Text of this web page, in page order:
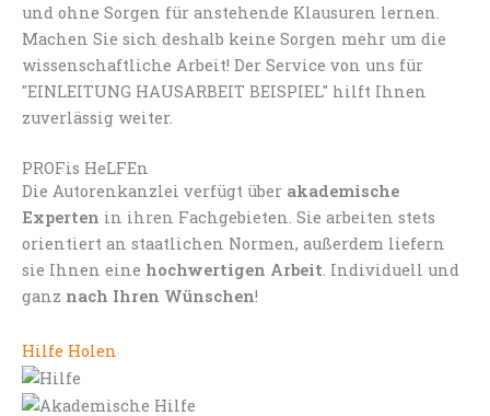
und ohne Sorgen für anstehende Klausuren lernen.
Machen Sie sich deshalb keine Sorgen mehr um die
wissenschaftliche Arbeit! Der Service von uns für
"EINLEITUNG HAUSARBEIT BEISPIEL" hilft Ihnen
zuverlässig weiter.
PROFis HeLFEn
Die Autorenkanzlei verfügt über akademische
Experten in ihren Fachgebieten. Sie arbeiten stets
orientiert an staatlichen Normen, außerdem liefern
sie Ihnen eine hochwertigen Arbeit. Individuell und
ganz nach Ihren Wünschen!
Hilfe Holen